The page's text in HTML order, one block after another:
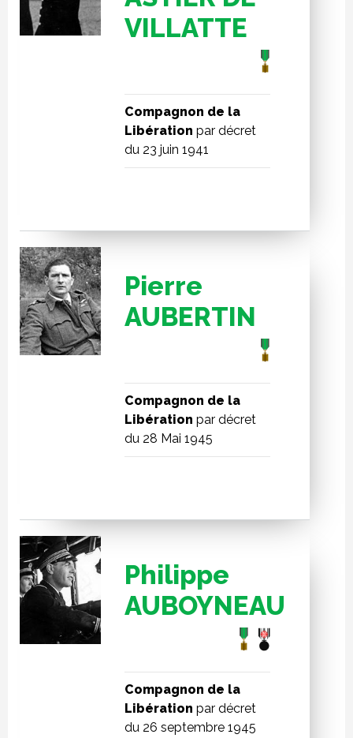
VILLATTE
Compagnon de la
Libération par décret
du 23 juin 1941
Pierre
AUBERTIN
Compagnon de la
Libération par décret
du 28 Mai 1945
Philippe
AUBOYNEAU
Compagnon de la
Libération par décret
du 26 septembre 1945